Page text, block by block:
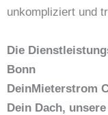
unkompliziert und
Die
Bonn
DeinMieterstrom
Dein Dach,